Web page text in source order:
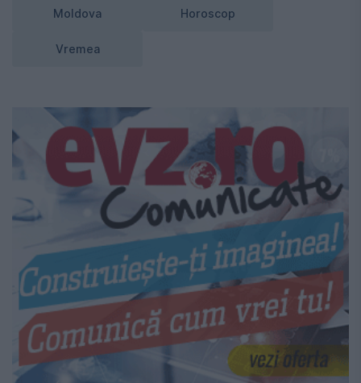
Moldova Horoscop
Vremea